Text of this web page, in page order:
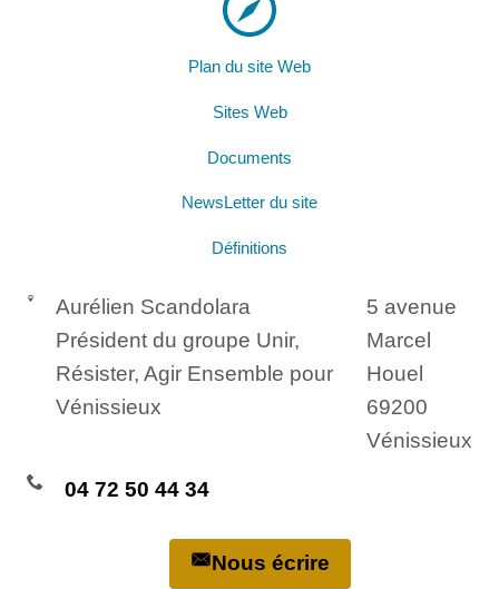
Plan du site Web
Sites Web
Documents
NewsLetter du site
Définitions
Aurélien Scandolara
Président du groupe Unir,
Résister, Agir Ensemble pour
Vénissieux
5 avenue
Marcel
Houel
69200
Vénissieux
04 72 50 44 34
Nous écrire